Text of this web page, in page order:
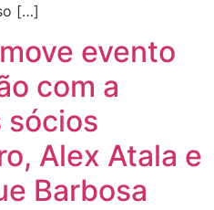
[…]
evento
com a
sócios
Alex Atala e
Barbosa